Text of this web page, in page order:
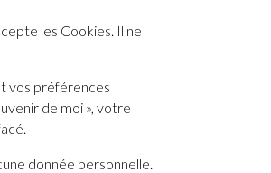
les Cookies. Il ne
vos préférences
de moi », votre
donnée personnelle.